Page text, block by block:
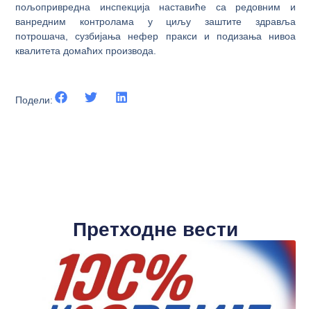
пољопривредна инспекција наставиће са редовним и
ванредним контролама у циљу заштите здравља
потрошача, сузбијања нефер пракси и подизања нивоа
квалитета домаћих производа.
Подели:
Претходне вести